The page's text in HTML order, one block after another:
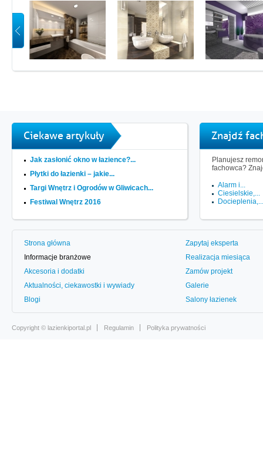
Ciekawe artykuły
Jak zasłonić okno w łazience?...
Płytki do łazienki – jakie...
Targi Wnętrz i Ogrodów w Gliwicach...
Festiwal Wnętrz 2016
Znajdź
Planujesz
fachowca?
Alarm i...
Ciesielskie,...
Docieplenia,...
Strona główna
Informacje branżowe
Akcesoria i dodatki
Aktualności, ciekawostki i wywiady
Blogi
Zapytaj eksperta
Realizacja miesiąca
Zamów projekt
Galerie
Salony łazienek
Copyright © lazienkiportal.pl Regulamin Polityka prywatności